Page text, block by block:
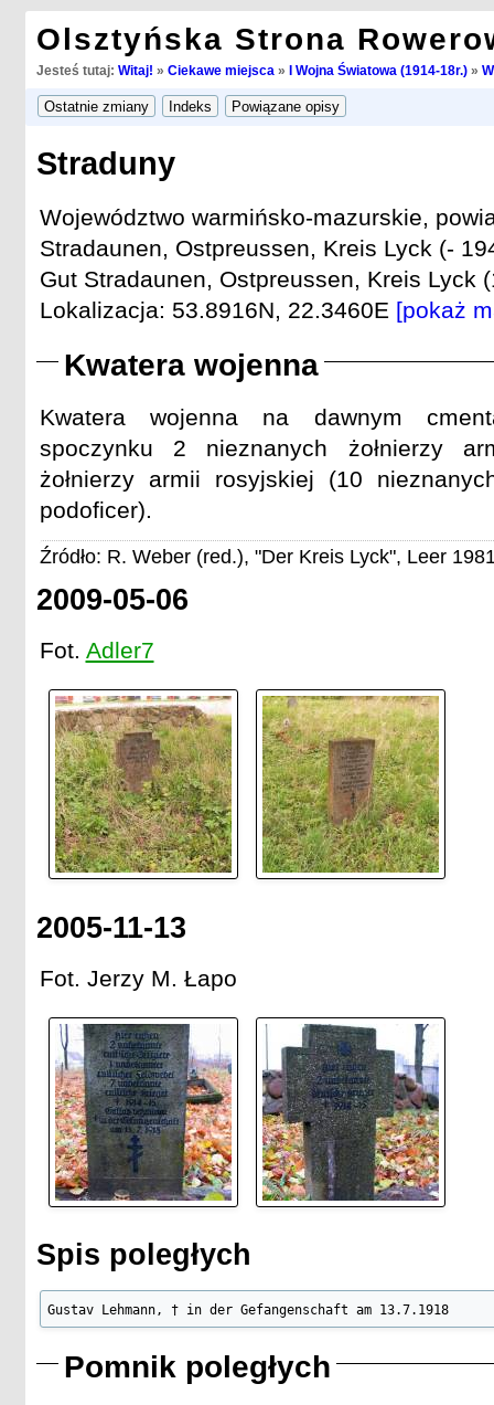
Olsztyńska Strona
Jesteś tutaj: Witaj! » Ciekawe miejsca » I Wojna Światowa (1914-18r.)»
Straduny
Województwo warmińsko-mazurskie,
Stradaunen, Ostpreussen, Kreis Lyck (-
Gut Stradaunen, Ostpreussen, Kreis Lyck
Lokalizacja: 53.8916N, 22.3460E [pokaż
Kwatera wojenna
Kwatera wojenna na dawnym
spoczynku 2 nieznanych żołnierzy
żołnierzy armii rosyjskiej (10
podoficer).
Źródło: R. Weber (red.), "Der Kreis Lyck", Leer
2009-05-06
Fot. Adler7
2005-11-13
Fot. Jerzy M. Łapo
Spis poległych
Gustav Lehmann, † in der Gefangenschaft am 13.7.1918
Pomnik poległych